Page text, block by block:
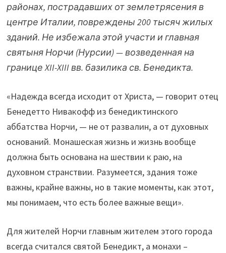
районах, пострадавших от землетрясения в
центре Италии, повреждены 200 тысяч жилых
зданий. Не избежала этой участи и главная
святыня Норчи (Нурсии) — возведенная на
границе XII-XIII вв. базилика св. Бенедикта.
«Надежда всегда исходит от Христа, — говорит отец
Бенедетто Нивакофф из бенедиктинского
аббатства Норчи, — не от развалин, а от духовных
оснований. Монашеская жизнь и жизнь вообще
должна быть основана на шествии к раю, на
духовном странствии. Разумеется, здания тоже
важны, крайне важны, но в такие моменты, как этот,
мы понимаем, что есть более важные вещи».
Для жителей Норчи главным жителем этого города
всегда считался святой Бенедикт, а монахи –